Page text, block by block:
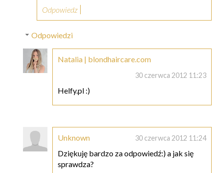
Odpowiedz
Odpowiedzi
Natalia | blondhaircare.com
30 czerwca 2012 11:23
Helfy.pl :)
Unknown 30 czerwca 2012 11:24
Dziękuję bardzo za odpowiedź:) a jak się
sprawdza?